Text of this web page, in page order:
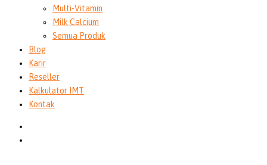
Multi-Vitamin
Milk Calcium
Semua Produk
Blog
Karir
Reseller
Kalkulator IMT
Kontak